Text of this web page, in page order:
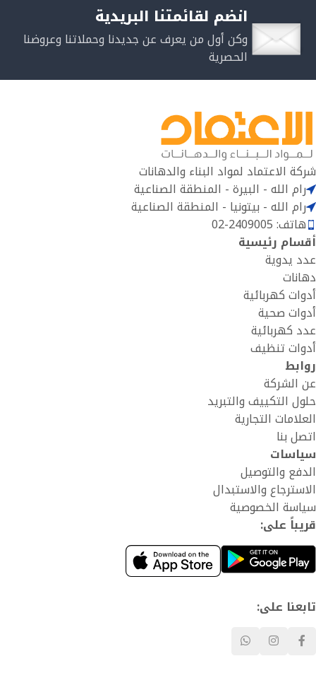
انضم لقائمتنا البريدية
وكن أول من يعرف عن جديدنا وحملاتنا وعروضنا
الحصرية
شركة الاعتماد لمواد البناء والدهانات
رام الله - البيرة - المنطقة الصناعية
رام الله - بيتونيا - المنطقة الصناعية
هاتف: 2409005-02
أقسام رئيسية
عدد يدوية
دهانات
أدوات كهربائية
أدوات صحية
عدد كهربائية
أدوات تنظيف
روابط
عن الشركة
حلول التكييف والتبريد
العلامات التجارية
اتصل بنا
سياسات
الدفع والتوصيل
الاسترجاع والاستبدال
سياسة الخصوصية
قريباً على:
تابعنا على: